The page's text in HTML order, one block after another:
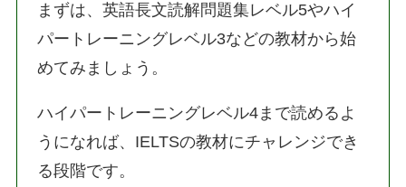
まずは、英語長文読解問題集レベル5やハイ
パートレーニングレベル3などの教材から始
めてみましょう。
ハイパートレーニングレベル4まで読めるよ
うになれば、IELTSの教材にチャレンジでき
る段階です。